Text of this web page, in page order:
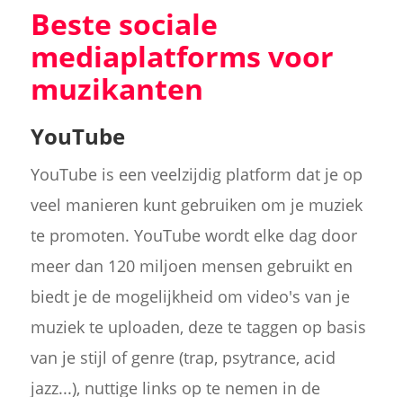
Beste sociale
mediaplatforms voor
muzikanten
YouTube
YouTube is een veelzijdig platform dat je op
veel manieren kunt gebruiken om je muziek
te promoten. YouTube wordt elke dag door
meer dan 120 miljoen mensen gebruikt en
biedt je de mogelijkheid om video's van je
muziek te uploaden, deze te taggen op basis
van je stijl of genre (trap, psytrance, acid
jazz...), nuttige links op te nemen in de